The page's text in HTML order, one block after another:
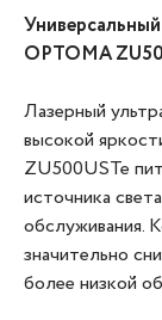
OPTOMA
Лазерный
высокой
ZU500USTe
источника
обслуживания.
значительно
более низкой